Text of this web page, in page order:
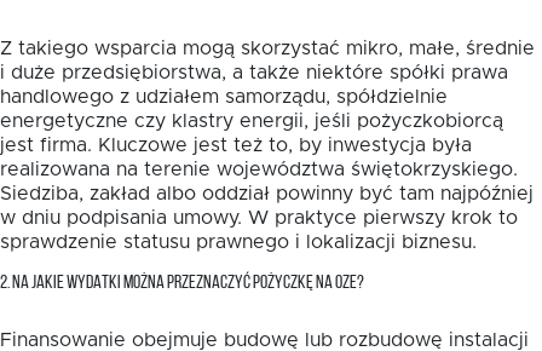
Z takiego wsparcia mogą skorzystać mikro, małe, średnie
i duże przedsiębiorstwa, a także niektóre spółki prawa
handlowego z udziałem samorządu, spółdzielnie
energetyczne czy klastry energii, jeśli pożyczkobiorcą
jest firma. Kluczowe jest też to, by inwestycja była
realizowana na terenie województwa świętokrzyskiego.
Siedziba, zakład albo oddział powinny być tam najpóźniej
w dniu podpisania umowy. W praktyce pierwszy krok to
sprawdzenie statusu prawnego i lokalizacji biznesu.
2. NA JAKIE WYDATKI MOŻNA PRZEZNACZYĆ POŻYCZKĘ NA OZE?
Finansowanie obejmuje budowę lub rozbudowę instalacji